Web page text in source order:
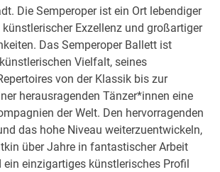
Die Semperoper ist ein Ort lebendiger
künstlerischer Exzellenz und großartiger
Das Semperoper Ballett ist
Vielfalt, seines
von der Klassik bis zur
herausragenden Tänzer*innen eine
der Welt. Den hervorragenden
das hohe Niveau weiterzuentwickeln,
über Jahre in fantastischer Arbeit
ein einzigartiges künstlerisches Profil